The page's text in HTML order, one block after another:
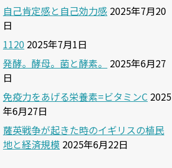
自己肯定感と自己効力感 2025年7月20
日
1120 2025年7月1日
発酵。酵母。菌と酵素。
2025年6月27
日
免疫力をあげる栄養素=ビタミンC 2025
年6月27日
薩英戦争が起きた時のイギリスの植民
地と経済規模 2025年6月22日